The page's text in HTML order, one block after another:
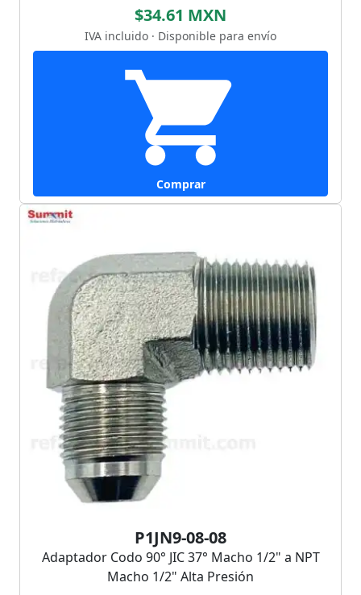
$34.61 MXN
IVA incluido · Disponible para envío
Comprar
P1JN9-08-08
Adaptador Codo 90° JIC 37° Macho 1/2" a NPT
Macho 1/2" Alta Presión